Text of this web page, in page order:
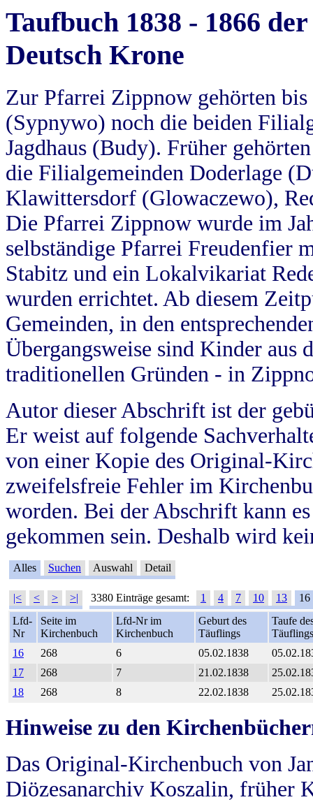
Taufbuch 1838 - 1866
Deutsch Krone
Zur Pfarrei Zippnow gehörten
(Sypnywo) noch die beiden
Jagdhaus (Budy). Früher
die Filialgemeinden Doderlage
Klawittersdorf (Glowaczewo),
Die Pfarrei Zippnow wurde im
selbständige Pfarrei Freudenfier
Stabitz und ein Lokalvikariat
wurden errichtet. Ab diesem
Gemeinden, in den
Übergangsweise sind Kinder aus
traditionellen Gründen - in
Autor dieser Abschrift ist der
Er weist auf folgende
von einer Kopie des Original-
zweifelsfreie Fehler im
worden. Bei der Abschrift kann
gekommen sein. Deshalb wird
Alles Suchen Auswahl Detail
|< < > >| 3380 Einträge gesamt: 1 4 7 10 13
16
Lfd-
Nr
Seite im
Kirchenbuch
Lfd-Nr im
Kirchenbuch
Geburt des
Täuflings
Taufe
Täuflings
16
268 6 05.02.1838
17
268 7 21.02.1838
18
268 8 22.02.1838
Hinweise zu den
Das Original-Kirchenbuch von
Diözesanarchiv Koszalin, früher